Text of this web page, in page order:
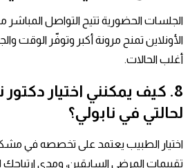
الجلسات الحضورية تتيح التواصل المباشر
الأونلاين تمنح مرونة أكبر وتوفّر الوقت
أغلب الحالات.
8. كيف يمكنني اختيار
لحالتي في نابولي؟
اختيار الطبيب يعتمد على تخصصه في
تقييمات المرضى السابقين، ومدى